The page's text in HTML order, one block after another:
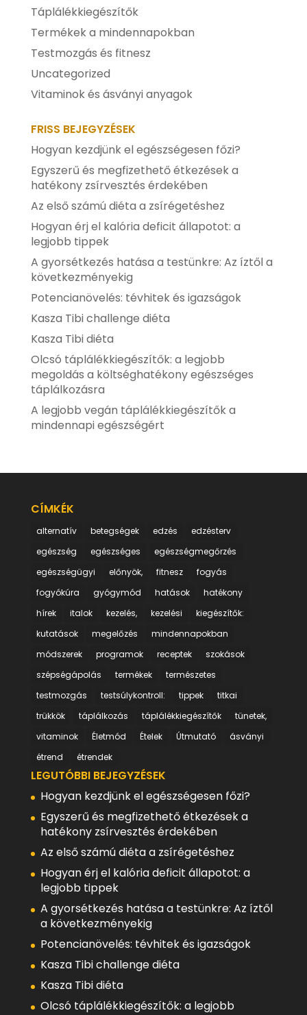
Táplálékkiegészítők
Termékek a mindennapokban
Testmozgás és fitnesz
Uncategorized
Vitaminok és ásványi anyagok
FRISS BEJEGYZÉSEK
Hogyan kezdjünk el egészségesen főzi?
Egyszerű és megfizethető étkezések a
hatékony zsírvesztés érdekében
Az első számú diéta a zsírégetéshez
Hogyan érj el kalória deficit állapotot: a
legjobb tippek
A gyorsétkezés hatása a testünkre: Az íztől a
következményekig
Potencianövelés: tévhitek és igazságok
Kasza Tibi challenge diéta
Kasza Tibi diéta
Olcsó táplálékkiegészítők: a legjobb
megoldás a költséghatékony egészséges
táplálkozásra
A legjobb vegán táplálékkiegészítők a
mindennapi egészségért
CÍMKÉK
alternatív betegségek edzés
edzésterv
egészség
egészséges
egészségmegőrzés
egészségügyi
előnyök, fitnesz
fogyás
fogyókúra
gyógymód hatások
hatékony
hírek
italok kezelés, kezelési
kiegészítők:
kutatások
megelőzés
mindennapokban
módszerek
programok receptek
szokások
szépségápolás
termékek
természetes
testmozgás
testsúlykontroll: tippek
titkai
trükkök
táplálkozás táplálékkiegészítők
tünetek,
vitaminok
Életmód Ételek Útmutató
ásványi
étrend
étrendek
LEGUTÓBBI BEJEGYZÉSEK
Hogyan kezdjünk el egészségesen főzi?
Egyszerű és megfizethető étkezések a
hatékony zsírvesztés érdekében
Az első számú diéta a zsírégetéshez
Hogyan érj el kalória deficit állapotot: a
legjobb tippek
A gyorsétkezés hatása a testünkre: Az íztől
a következményekig
Potencianövelés: tévhitek és igazságok
Kasza Tibi challenge diéta
Kasza Tibi diéta
Olcsó táplálékkiegészítők: a legjobb